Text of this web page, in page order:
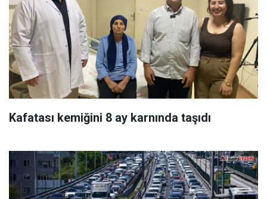
Kafatası kemiğini 8 ay karnında taşıdı